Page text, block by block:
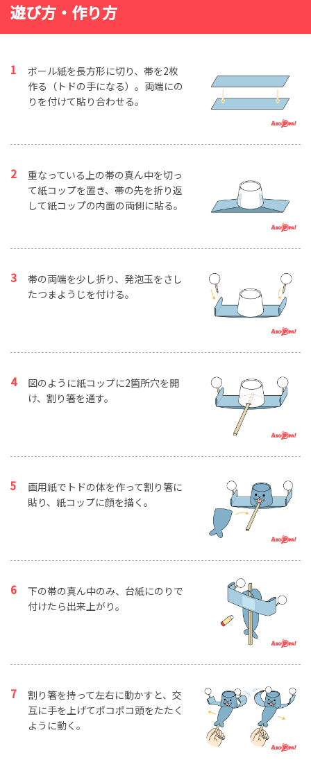
遊び方・作り方
ボール紙を長方形に切り、帯を2枚
作る（トドの手になる）。両端にの
りを付けて貼り合わせる。
重なっている上の帯の真ん中を切っ
て紙コップを置き、帯の先を折り返
して紙コップの内面の両側に貼る。
帯の両端を少し折り、発泡玉をさし
たつまようじを付ける。
図のように紙コップに2箇所穴を開
け、割り箸を通す。
画用紙でトドの体を作って割り箸に
貼り、紙コップに顔を描く。
下の帯の真ん中のみ、台紙にのりで
付けたら出来上がり。
割り箸を持って左右に動かすと、交
互に手を上げてポコポコ頭をたたく
ように動く。